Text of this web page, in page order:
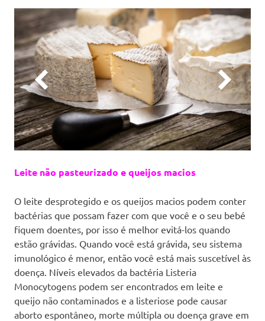
Leite não pasteurizado e queijos macios
O leite desprotegido e os queijos macios podem conter
bactérias que possam fazer com que você e o seu bebé
fiquem doentes, por isso é melhor evitá-los quando
estão grávidas. Quando você está grávida, seu sistema
imunológico é menor, então você está mais suscetível às
doença. Níveis elevados da bactéria Listeria
Monocytogens podem ser encontrados em leite e
queijo não contaminados e a listeriose pode causar
aborto espontâneo, morte múltipla ou doença grave em